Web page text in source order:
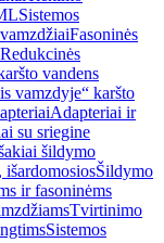
Sistemos
Fasoninės
Redukcinės
vandens
vamzdyje“ karšto
Adapteriai ir
su sriegine
šildymo
Šildymo
ir fasoninėms
Tvirtinimo
Sistemos